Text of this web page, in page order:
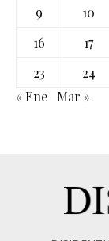
9
10
16
17
23
24
« Ene
Mar »